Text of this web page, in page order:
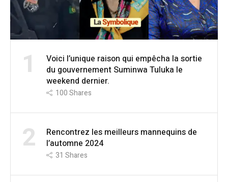
1
Voici l’unique raison qui empêcha la sortie
du gouvernement Suminwa Tuluka le
weekend dernier.
100Shares
2
Rencontrez les meilleurs mannequins de
l’automne 2024
31 Shares